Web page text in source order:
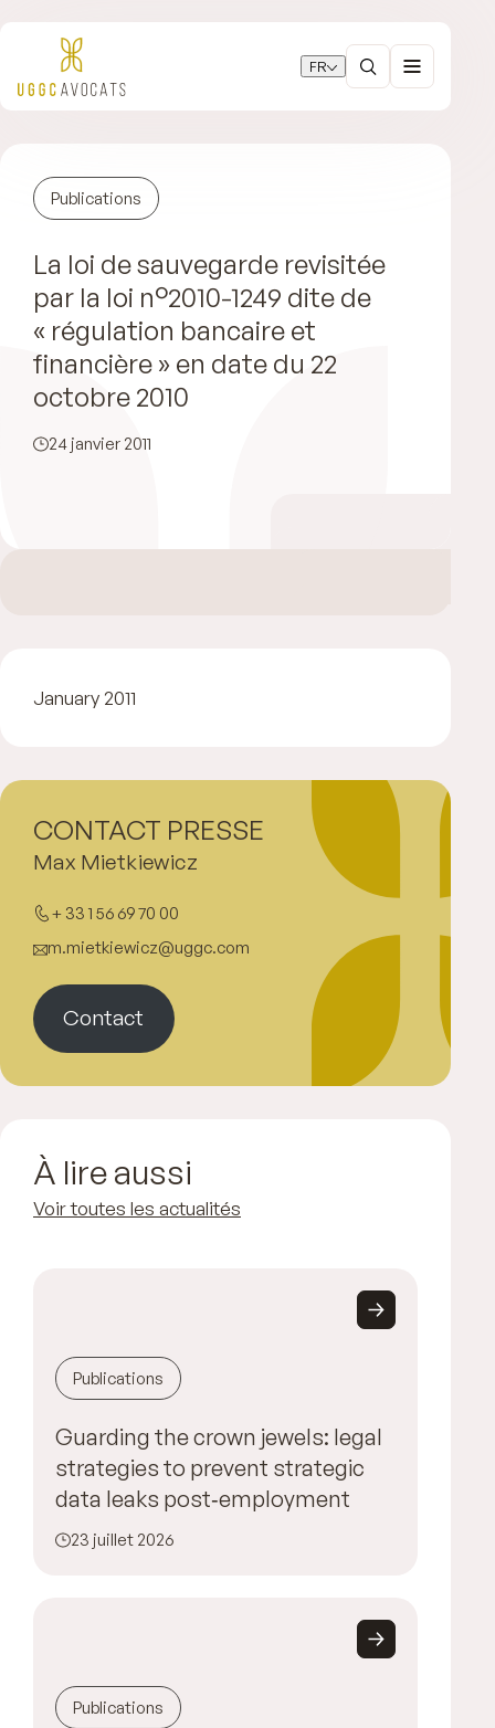
FR
Publications
La loi de sauvegarde revisitée
par la loi n°2010-1249 dite de
« régulation bancaire et
financière » en date du 22
octobre 2010
24 janvier 2011
January 2011
Max Mietkiewicz
+ 33 1 56 69 70 00
m.mietkiewicz@uggc.com
Contact
CONTACT PRESSE
À lire aussi
Voir toutes les actualités
Publications
Guarding the crown jewels: legal
strategies to prevent strategic
data leaks post‑employment
23 juillet 2026
Publications